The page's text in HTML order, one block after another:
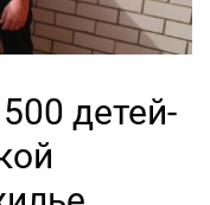
детей-